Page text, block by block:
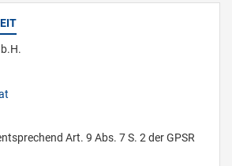
Art. 9 Abs. 7 S. 2 der GPSR